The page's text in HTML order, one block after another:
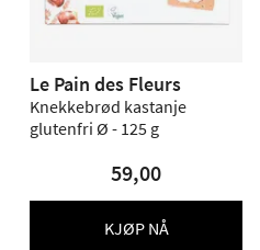
Le Pain des Fleurs
Knekkebrød kastanje
glutenfri Ø - 125 g
59,00
KJØP NÅ